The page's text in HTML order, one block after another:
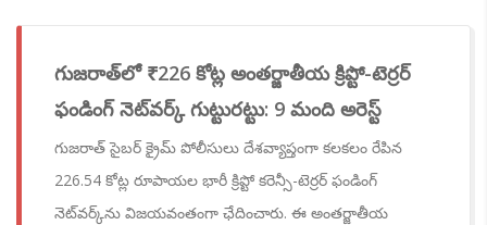
గుజరాత్‌లో ₹226 కోట్ల అంతర్జాతీయ క్రిప్టో-టెర్రర్
ఫండింగ్ నెట్‌వర్క్ గుట్టురట్టు: 9 మంది అరెస్ట్
గుజరాత్ సైబర్ క్రైమ్ పోలీసులు దేశవ్యాప్తంగా కలకలం రేపిన
226.54 కోట్ల రూపాయల భారీ క్రిప్టో కరెన్సీ-టెర్రర్ ఫండింగ్
నెట్‌వర్క్‌ను విజయవంతంగా ఛేదించారు. ఈ అంతర్జాతీయ